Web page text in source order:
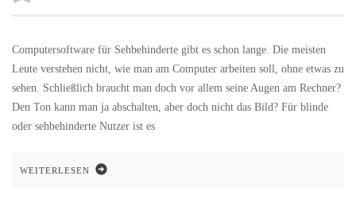
Computersoftware für Sehbehinderte gibt es schon lange. Die meisten
Leute verstehen nicht, wie man am Computer arbeiten soll, ohne etwas zu
sehen. Schließlich braucht man doch vor allem seine Augen am Rechner?
Den Ton kann man ja abschalten, aber doch nicht das Bild? Für blinde
oder sehbehinderte Nutzer ist es
WEITERLESEN